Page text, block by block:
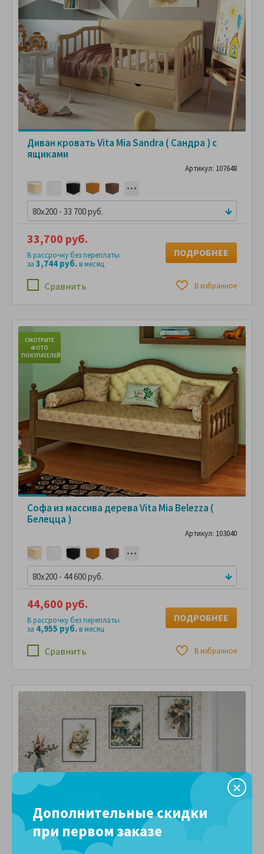
Диван кровать Vita Mia Sandra ( Сандра ) с
ящиками
Артикул: 107648
80x200 - 33 700 руб.
Сравнить В избранное
33,700 руб.
В рассрочку без переплаты
за 3,744 руб.в месяц
ПОДРОБНЕЕ
СМОТРИТЕ
ФОТО
ПОКУПАТЕЛЕЙ
Софа из массива дерева Vita Mia Belezza (
Белецца )
Артикул: 103040
80x200 - 44 600 руб.
Сравнить В избранное
44,600 руб.
В рассрочку без переплаты
за 4,955 руб.в месяц
ПОДРОБНЕЕ
Дополнительные скидки
при первом заказе